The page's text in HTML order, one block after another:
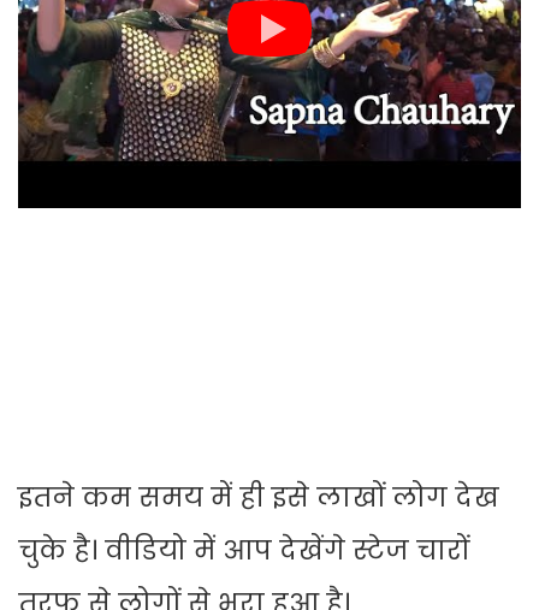
इतने कम समय में ही इसे लाखों लोग देख
चुके है। वीडियो में आप देखेंगे स्टेज चारों